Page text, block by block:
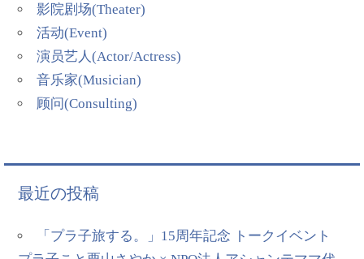
影院剧场(Theater)
活动(Event)
演员艺人(Actor/Actress)
音乐家(Musician)
顾问(Consulting)
最近の投稿
「プラ子旅する。」15周年記念 トークイベント